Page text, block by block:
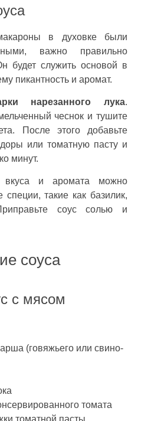
в духовке были
важно правильно
будет служить основой в
пикантность и аромат.
нарезанного лука.
чеснок и тушите
После этого добавьте
или томатную пасту и
минут.
вкуса и аромата можно
специи, такие как базилик,
соус солью и
соуса
с мясом
(говяжьего или свино-
томата
томатной пасты